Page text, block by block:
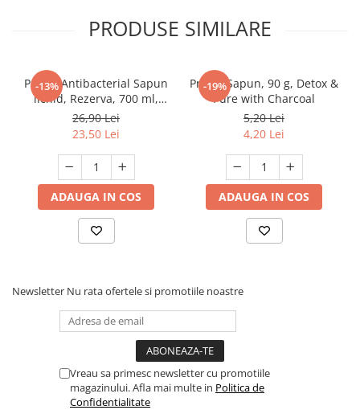
PRODUSE SIMILARE
-13%
Protex Antibacterial Sapun
lichid, Rezerva, 700 ml,
Fresh
26,90 Lei
23,50 Lei
ADAUGA IN COS
-19%
Protex Sapun, 90 g, Detox &
Pure with Charcoal
5,20 Lei
4,20 Lei
ADAUGA IN COS
Newsletter Nu rata ofertele si promotiile noastre
Vreau sa primesc newsletter cu promotiile
magazinului. Afla mai multe in Politica de
Confidentialitate